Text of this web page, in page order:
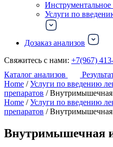
Инструментальное
Услуги по
Дозаказ анализов
Свяжитесь с нами: +7(967)
Каталог анализов
Home /Услуги по введению
препаратов /
Home /Услуги по введению
препаратов /
Внутримышечная